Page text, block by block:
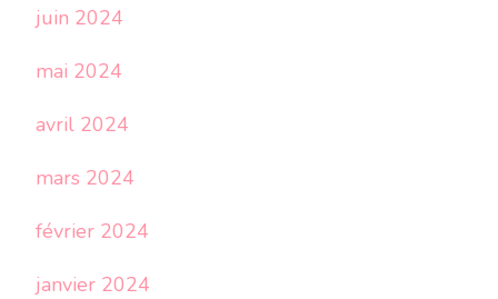
juin 2024
mai 2024
avril 2024
mars 2024
février 2024
janvier 2024